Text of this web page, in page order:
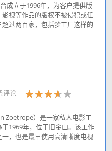
成立于1996年，为客户提供版
视等作品的版权不被侵犯或任
过两百家，包括梦工厂这样的
评论
Zoetrope）是一家私人电影工
1969年，位于旧金山。该工作
，也是最早使用高清晰度电视